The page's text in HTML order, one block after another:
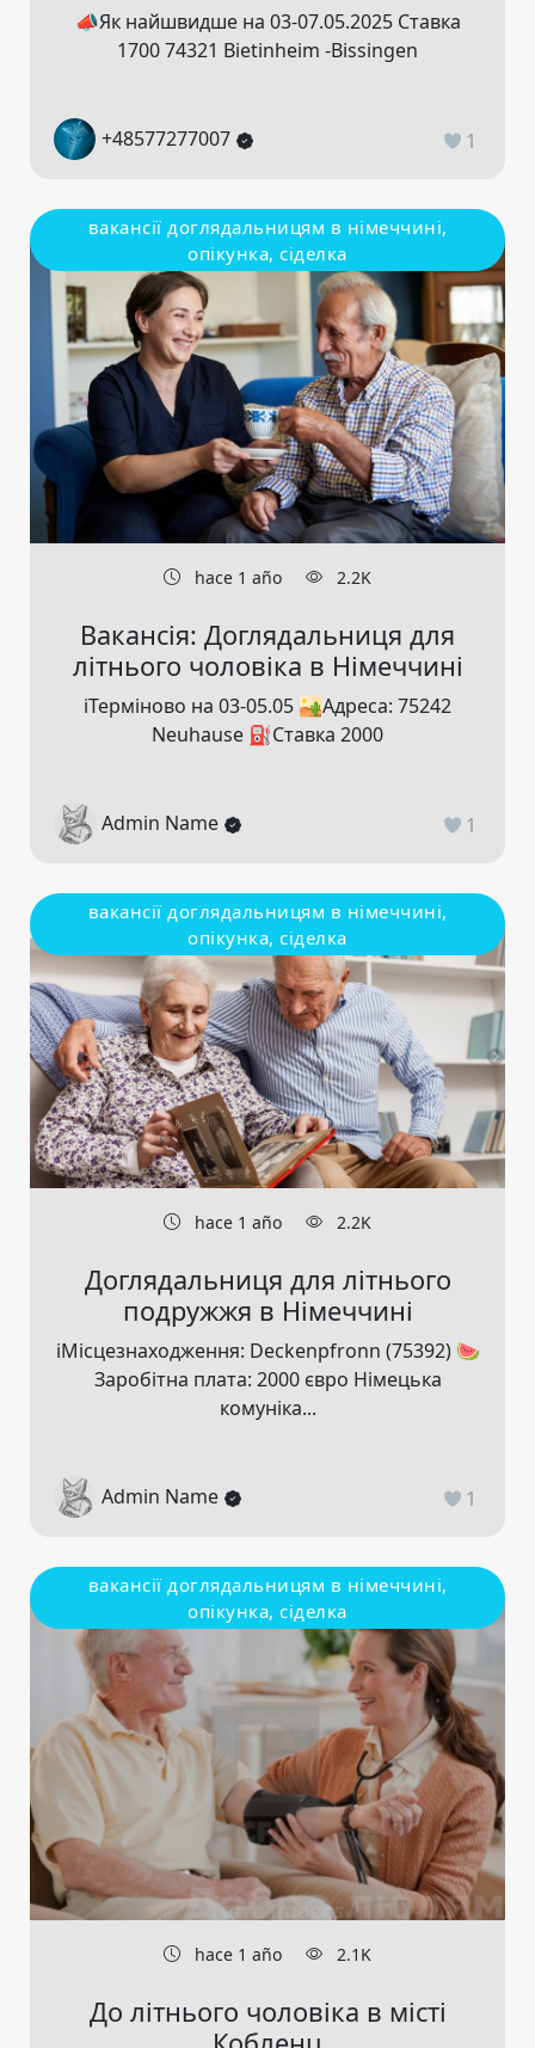
📣Як найшвидше на 03-07.05.2025 Ставка
1700 74321 Bietinheim -Bissingen
+48577277007 1
вакансії доглядальницям в німеччині,
опікунка, сіделка
hace 1 año 2.2K
Вакансія: Доглядальниця для
літнього чоловіка в Німеччині
ℹ️Терміново на 03-05.05 🏜Адреса: 75242
Neuhause ⛽️Ставка 2000
Admin Name 1
вакансії доглядальницям в німеччині,
опікунка, сіделка
hace 1 año 2.2K
Доглядальниця для літнього
подружжя в Німеччині
ℹ️Місцезнаходження: Deckenpfronn (75392) 🍉
Заробітна плата: 2000 євро Німецька
комуніка...
Admin Name 1
вакансії доглядальницям в німеччині,
опікунка, сіделка
hace 1 año 2.1K
До літнього чоловіка в місті